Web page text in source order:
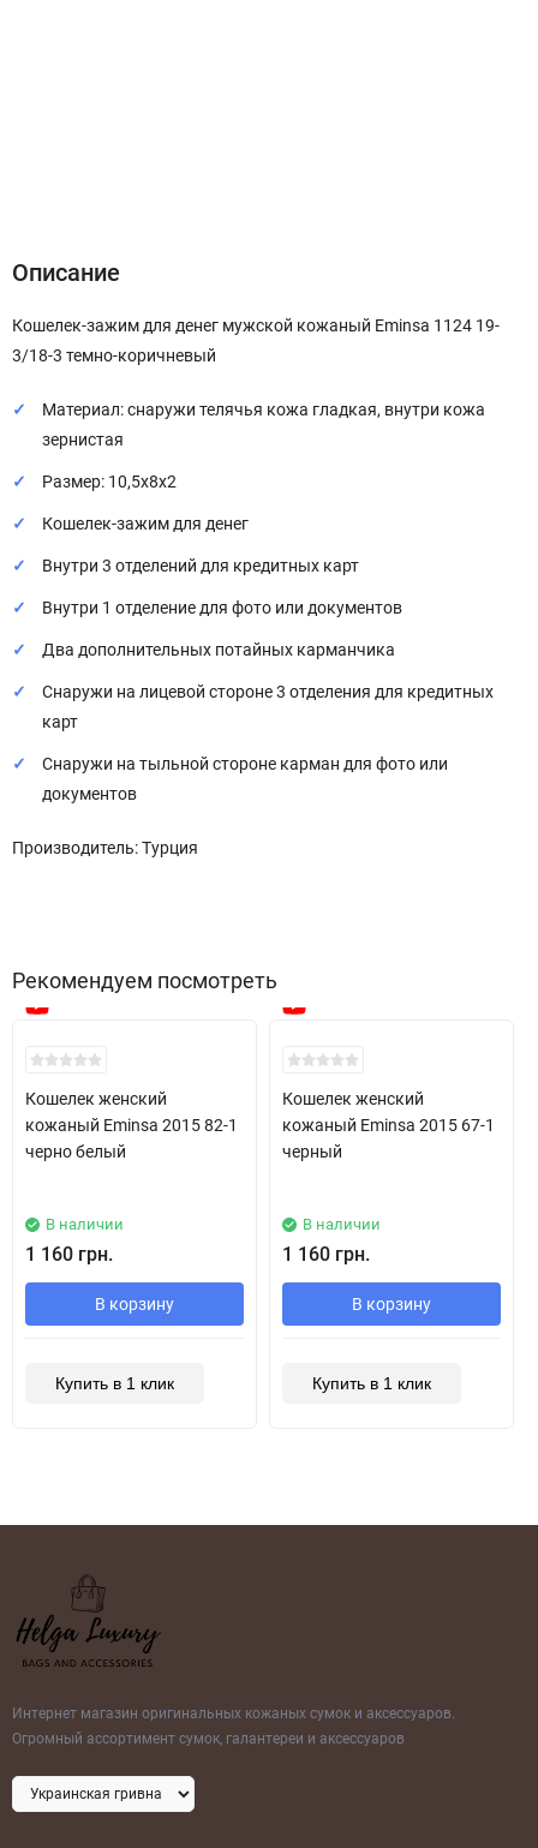
Описание
Кошелек-зажим для денег мужской кожаный Eminsa 1124 19-
3/18-3 темно-коричневый
Материал: снаружи телячья кожа гладкая, внутри кожа
зернистая
Размер: 10,5х8х2
Кошелек-зажим для денег
Внутри 3 отделений для кредитных карт
Внутри 1 отделение для фото или документов
Два дополнительных потайных карманчика
Снаружи на лицевой стороне 3 отделения для кредитных
карт
Снаружи на тыльной стороне карман для фото или
документов
Производитель: Турция
Рекомендуем посмотреть
New!
Кошелек женский
кожаный Eminsa 2015 82-1
черно белый
В наличии
1 160 грн.
В корзину
Купить в 1 клик
New!
Кошелек женский
кожаный Eminsa 2015 67-1
черный
В наличии
1 160 грн.
В корзину
Купить в 1 клик
Интернет магазин оригинальных кожаных сумок и аксессуаров.
Огромный ассортимент сумок, галантереи и аксессуаров